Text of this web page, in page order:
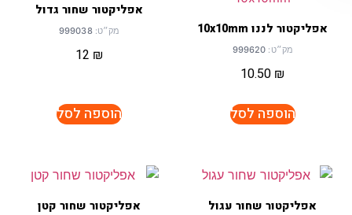
אפליקטור לננו 10x10mm
מק״ט:
10.50 ₪
הוספה לסל
אפליקטור שחור גדול
מק״ט: 999038
12 ₪
הוספה לסל
אפליקטור שחור עגול אפליקטור שחור קטן